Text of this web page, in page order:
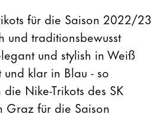
für die Saison 2022/23
und traditionsbewusst
und stylish in Weiß
klar in Blau - so
Nike-Trikots des SK
Graz für die Saison